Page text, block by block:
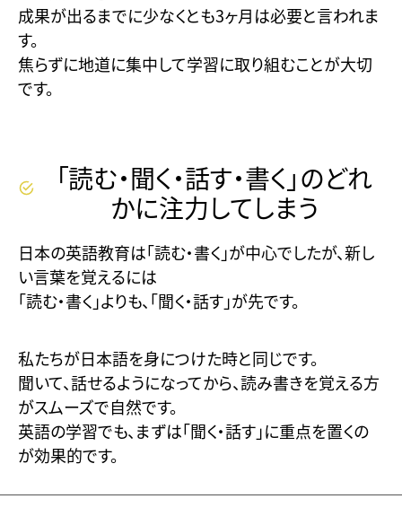
成果が出るまでに少なくとも3ヶ月は必要と言われま
す。
焦らずに地道に集中して学習に取り組むことが大切
です。
「読む・聞く・話す・書く」のどれ
かに注力してしまう
日本の英語教育は「読む・書く」が中心でしたが、新し
い言葉を覚えるには
「読む・書く」よりも、「聞く・話す」が先です。
私たちが日本語を身につけた時と同じです。
聞いて、話せるようになってから、読み書きを覚える方
がスムーズで自然です。
英語の学習でも、まずは「聞く・話す」に重点を置くの
が効果的です。